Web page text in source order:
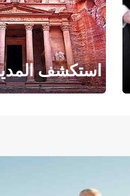
استكشف